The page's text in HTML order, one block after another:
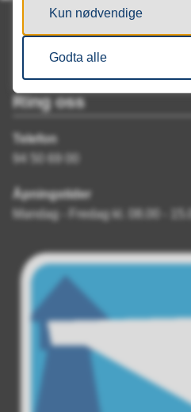
Ring oss
Telefon
94 50 69 00
Åpningstider
Mandag - Fredag kl. 08.00 -
Kun nødvendige
Godta alle